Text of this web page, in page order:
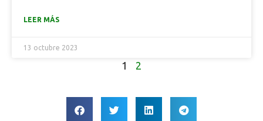
LEER MÁS
13 octubre 2023
1 2